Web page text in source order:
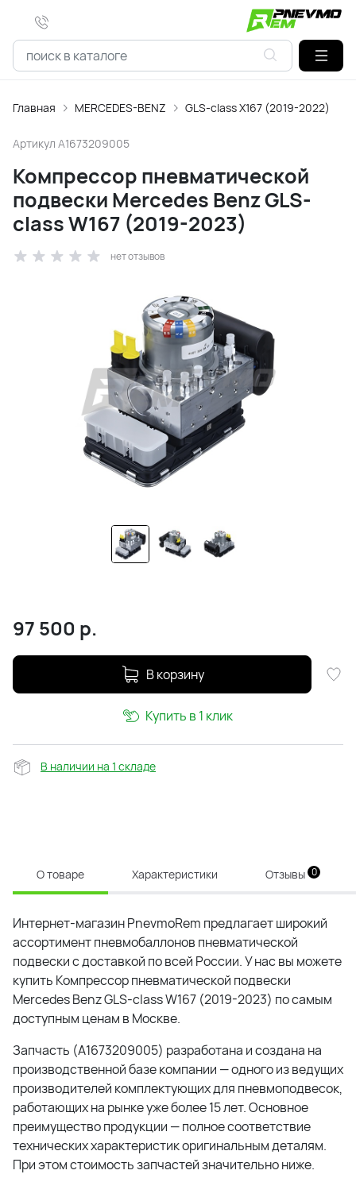
Главная MERCEDES-BENZ GLS-class X167 (2019-2022)
Артикул A1673209005
Компрессор пневматической
подвески Mercedes Benz GLS-
class W167 (2019-2023)
нет отзывов
97 500 р.
В корзину
Купить в 1 клик
В наличии на 1 складе
О товаре Характеристики Отзывы 0
Интернет-магазин PnevmoRem предлагает широкий
ассортиментпневмобаллонов пневматической
подвески с доставкой по всей России. У нас вы можете
купить Компрессор пневматической подвески
Mercedes Benz GLS-class W167 (2019-2023) по самым
доступным ценам в Москве.
Запчасть (A1673209005) разработана и создана на
производственной базе компании — одного из ведущих
производителей комплектующих для пневмоподвесок,
работающих на рынке уже более 15 лет. Основное
преимущество продукции — полное соответствие
технических характеристик оригинальным деталям.
При этом стоимость запчастей значительно ниже.